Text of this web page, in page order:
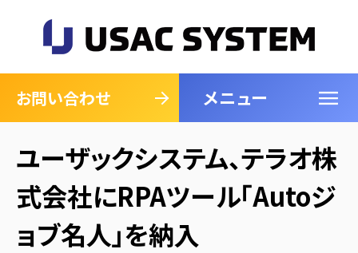
お問い合わせ メニュー
閉じる
ユーザックシステム、テラオ株
式会社にRPAツール「Autoジ
ョブ名人」を納入